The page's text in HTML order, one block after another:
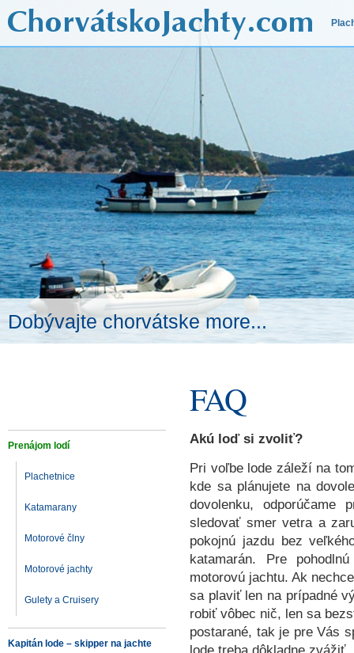
Dobývajte chorvátske more...
FAQ
Prenájom lodí
Plachetnice
Katamarany
Motorové člny
Motorové jachty
Gulety a Cruisery
Kapitán lode – skipper na jachte
Akú loď si zvoliť?
Pri voľbe lode záleží na
kde sa plánujete na
dovolenku, odporúčame
sledovať smer vetra a
pokojnú jazdu bez
katamarán. Pre
motorovú jachtu. Ak
sa plaviť len na prípadné
robiť vôbec nič, len sa
postarané, tak je pre Vás
lode treba dôkladne